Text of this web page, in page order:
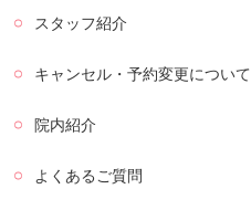
スタッフ紹介
キャンセル・予約変更について
院内紹介
よくあるご質問